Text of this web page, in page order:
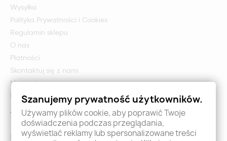
Wysyłka
Polityka Prywatności i Cookies
Regulamin sklepu
O nas
Płatności
Skontaktuj się z nami
Mapa strony
Formularz zwrotu i reklamacji
Twoje konto
Logowanie
Szanujemy prywatność użytkowników.
Używamy plików cookie, aby poprawić Twoje
doświadczenia podczas przeglądania,
wyświetlać reklamy lub spersonalizowane treści